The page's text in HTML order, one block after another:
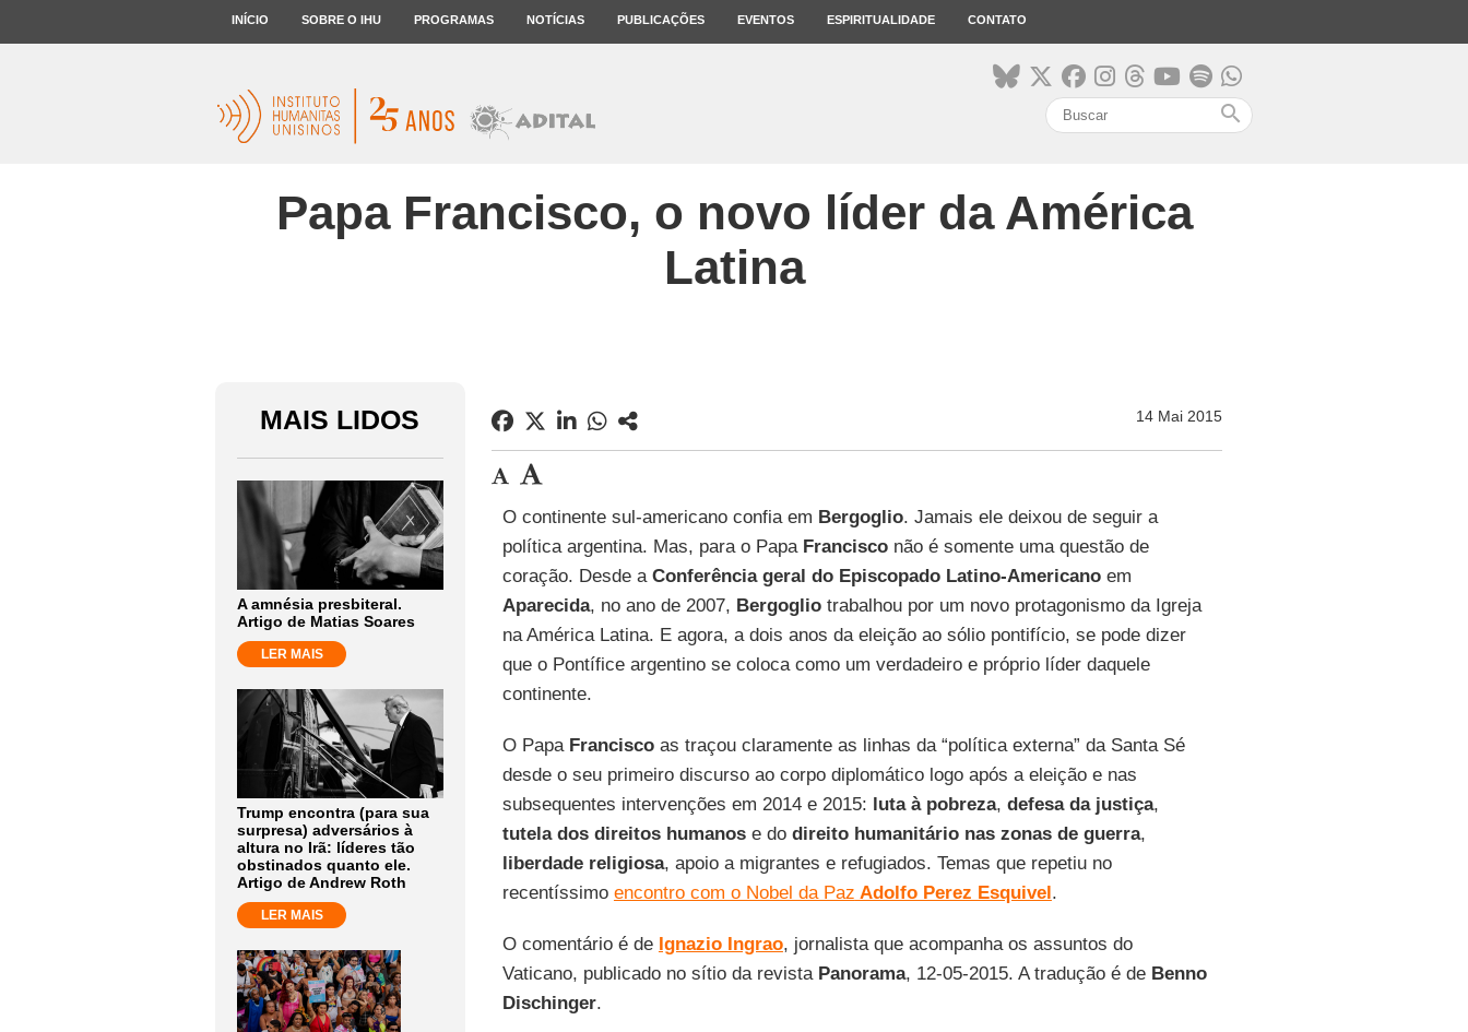
INÍCIO SOBRE O IHU PROGRAMAS NOTÍCIAS PUBLICAÇÕES EVENTOS ESPIRITUALIDADE CONTATO
search
Papa Francisco, o novo líder da América
Latina
MAIS LIDOS
A amnésia presbiteral.
Artigo de Matias Soares
LER MAIS
Trump encontra (para sua
surpresa) adversários à
altura no Irã: líderes tão
obstinados quanto ele.
Artigo de Andrew Roth
LER MAIS
14 Mai 2015
O continente sul-americano confia em Bergoglio. Jamais ele deixou de seguir a
política argentina. Mas, para o Papa Francisconão é somente uma questão de
coração. Desde a Conferência geral do Episcopado Latino-Americanoem
Aparecida, no ano de 2007, Bergogliotrabalhou por um novo protagonismo da Igreja
na América Latina. E agora, a dois anos da eleição ao sólio pontifício, se pode dizer
que o Pontífice argentino se coloca como um verdadeiro e próprio líder daquele
continente.
O Papa Franciscoas traçou claramente as linhas da “política externa” da Santa Sé
desde o seu primeiro discurso ao corpo diplomático logo após a eleição e nas
subsequentes intervenções em 2014 e 2015: luta à pobreza, defesa da justiça,
tutela dos direitos humanose do direito humanitário nas zonas de guerra,
liberdade religiosa, apoio a migrantes e refugiados. Temas que repetiu no
recentíssimo encontro com o Nobel da Paz Adolfo Perez Esquivel.
O comentário é de Ignazio Ingrao, jornalista que acompanha os assuntos do
Vaticano, publicado no sítio da revista Panorama, 12-05-2015. A tradução é de Benno
Dischinger.